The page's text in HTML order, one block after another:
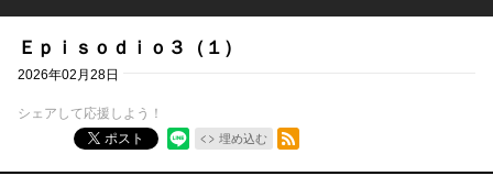
Ｅｐｉｓｏｄｉｏ３（１）
2026年02月28日
シェアして応援しよう！
ポスト
埋め込む
RSSフィード